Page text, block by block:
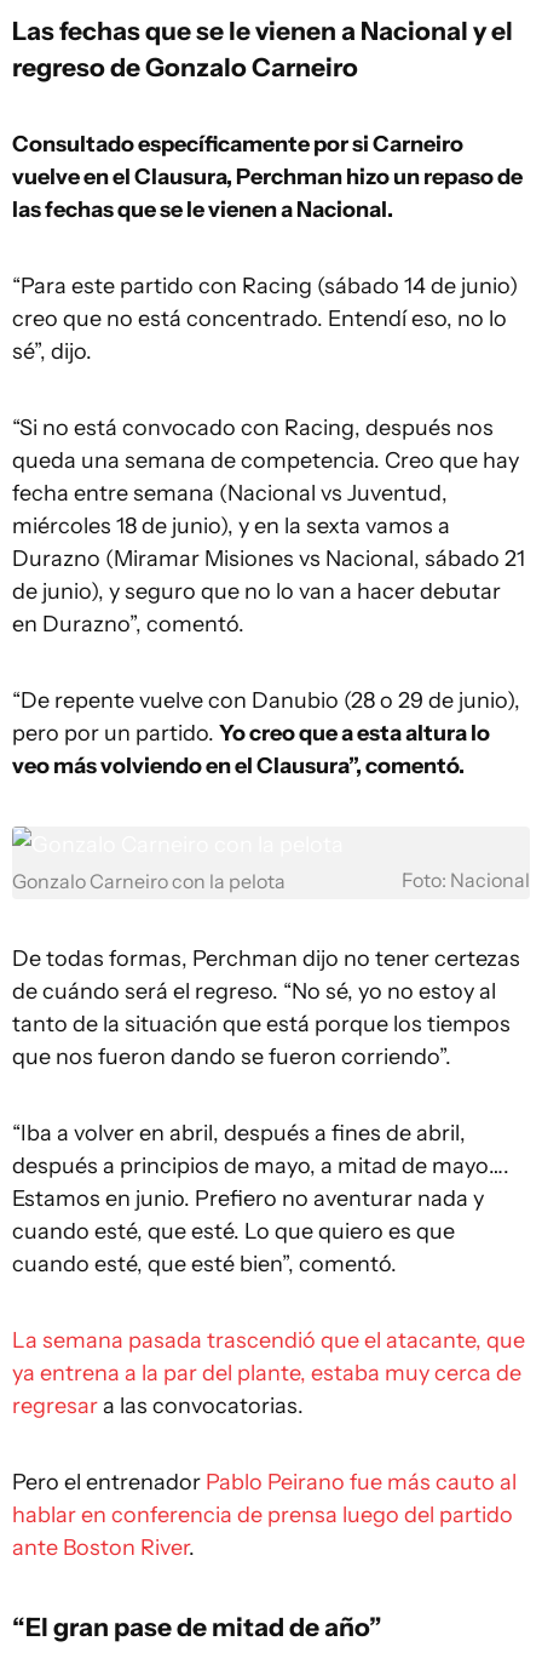
Las fechas que se le vienen a Nacional y el
regreso de Gonzalo Carneiro
Consultado específicamente por si Carneiro
vuelve en el Clausura, Perchman hizo un repaso de
las fechas que se le vienen a Nacional.
“Para este partido con Racing (sábado 14 de junio)
creo que no está concentrado. Entendí eso, no lo
sé”, dijo.
“Si no está convocado con Racing, después nos
queda una semana de competencia. Creo que hay
fecha entre semana (Nacional vs Juventud,
miércoles 18 de junio), y en la sexta vamos a
Durazno (Miramar Misiones vs Nacional, sábado 21
de junio), y seguro que no lo van a hacer debutar
en Durazno”, comentó.
“De repente vuelve con Danubio (28 o 29 de junio),
pero por un partido. Yo creo que a esta altura lo
veo más volviendo en el Clausura”, comentó.
Gonzalo Carneiro con la pelota Foto: Nacional
De todas formas, Perchman dijo no tener certezas
de cuándo será el regreso. “No sé, yo no estoy al
tanto de la situación que está porque los tiempos
que nos fueron dando se fueron corriendo”.
“Iba a volver en abril, después a fines de abril,
después a principios de mayo, a mitad de mayo….
Estamos en junio. Prefiero no aventurar nada y
cuando esté, que esté. Lo que quiero es que
cuando esté, que esté bien”, comentó.
La semana pasada trascendió que el atacante, que
ya entrena a la par del plante, estaba muy cerca de
regresara las convocatorias.
Pero el entrenador Pablo Peirano fue más cauto al
hablar en conferencia de prensa luego del partido
ante Boston River.
“El gran pase de mitad de año”